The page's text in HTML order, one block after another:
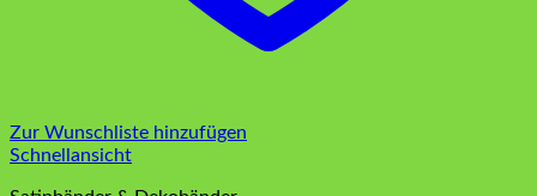
Zur Wunschliste hinzufügen
Schnellansicht